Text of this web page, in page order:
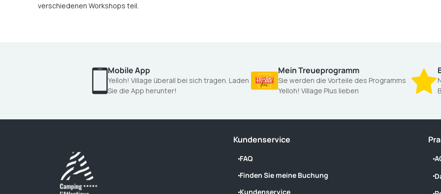
verschiedenen Workshops teil.
Mobile App
Yelloh! Village überall bei sich tragen. Laden
Sie die App herunter!
Mein Treueprogramm
Sie werden die Vorteile des Programms
Yelloh! Village Plus lieben
Kundenservice
FAQ
Finden Sie meine Buchung
Kundenservice